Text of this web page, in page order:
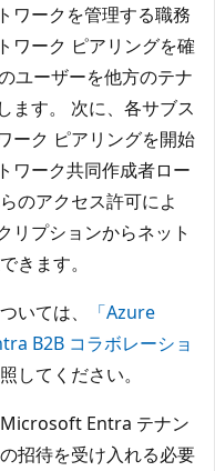
ワークを管理する職務
ワーク ピアリングを確
ユーザーを他方のテナ
ます。 次に、各サブス
ーク ピアリングを開始
ワーク共同作成者ロー
のアクセス許可によ
リプションからネット
きます。
いては、
「Azure
B2B コラボレーショ
してください。
Entra テナン
招待を受け入れる必要